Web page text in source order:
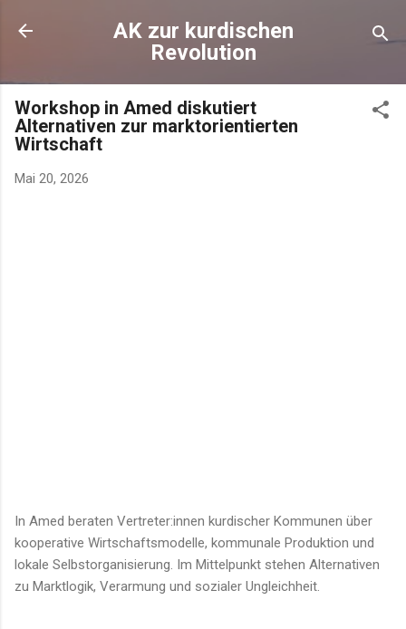
AK zur kurdischen
Revolution
Workshop in Amed diskutiert
Alternativen zur marktorientierten
Wirtschaft
Mai 20, 2026
In Amed beraten Vertreter:innen kurdischer Kommunen über
kooperative Wirtschaftsmodelle, kommunale Produktion und
lokale Selbstorganisierung. Im Mittelpunkt stehen Alternativen
zu Marktlogik, Verarmung und sozialer Ungleichheit.